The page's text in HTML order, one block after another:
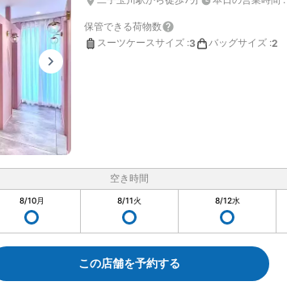
保管できる荷物数
スーツケースサイズ :3 バッグサイズ :2
空き時間
8/10月 8/11火 8/12水
この店舗を予約する